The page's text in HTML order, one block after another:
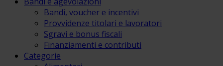
Bandi, voucher e incentivi
Provvidenze titolari e lavoratori
Sgravi e bonus fiscali
Finanziamenti e contributi
Categorie